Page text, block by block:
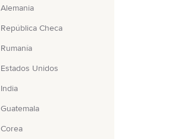
Alemania
República Checa
Rumanía
Estados Unidos
India
Guatemala
Corea